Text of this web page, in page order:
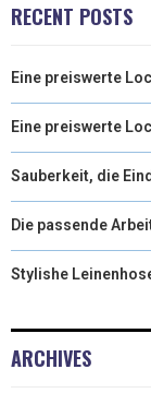
E
)
RECENT POSTS
Eine preiswerte
Eine preiswerte
Sauberkeit, die
Die passende
Stylishe
ARCHIVES